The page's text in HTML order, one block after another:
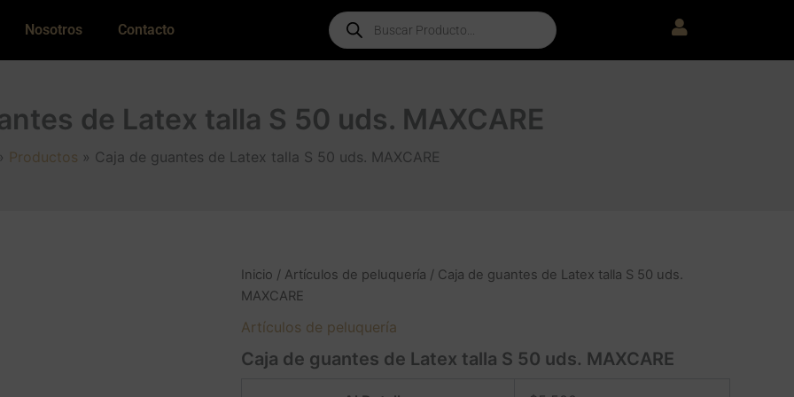
Nosotros Contacto
Products
search
de Latex talla S 50 uds. MAXCARE
Productos Caja de guantes de Latex talla S 50 uds. MAXCARE
Inicio / Artículos de peluquería / Caja de guantes de Latex talla S 50 uds.
MAXCARE
Artículos de peluquería
Caja de guantes de Latex talla S 50 uds. MAXCARE